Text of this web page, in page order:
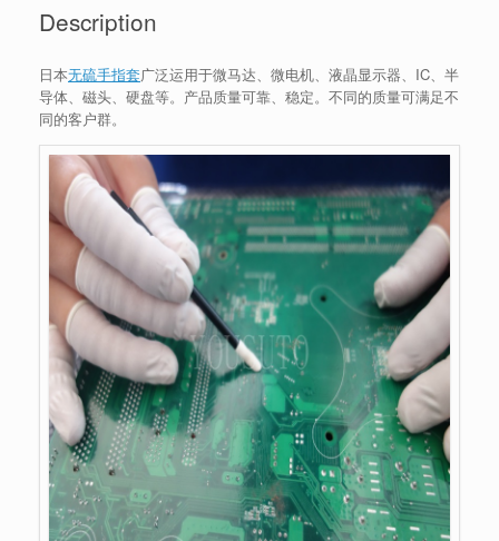
Description
日本无硫手指套广泛运用于微马达、微电机、液晶显示器、IC、半
导体、磁头、硬盘等。产品质量可靠、稳定。不同的质量可满足不
同的客户群。